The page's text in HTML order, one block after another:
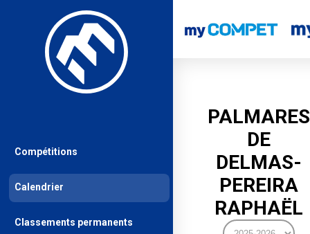
PALMARES
DE
DELMAS-
PEREIRA
RAPHAËL
Compétitions
Calendrier
Classements permanents